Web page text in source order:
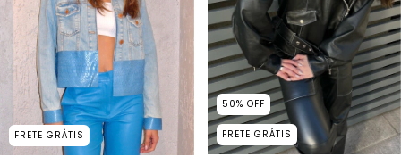
FRETE GRÁTIS
50% OFF
FRETE GRÁTIS